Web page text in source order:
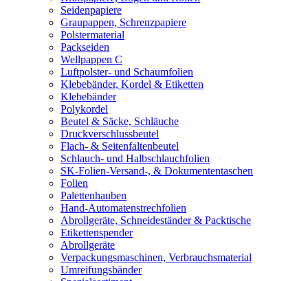
Seidenpapiere
Graupappen, Schrenzpapiere
Polstermaterial
Packseiden
Wellpappen C
Luftpolster- und Schaumfolien
Klebebänder, Kordel & Etiketten
Klebebänder
Polykordel
Beutel & Säcke, Schläuche
Druckverschlussbeutel
Flach- & Seitenfaltenbeutel
Schlauch- und Halbschlauchfolien
SK-Folien-Versand-, & Dokumententaschen
Folien
Palettenhauben
Hand-Automatenstrechfolien
Abrollgeräte, Schneideständer & Packtische
Etikettenspender
Abrollgeräte
Verpackungsmaschinen, Verbrauchsmaterial
Umreifungsbänder